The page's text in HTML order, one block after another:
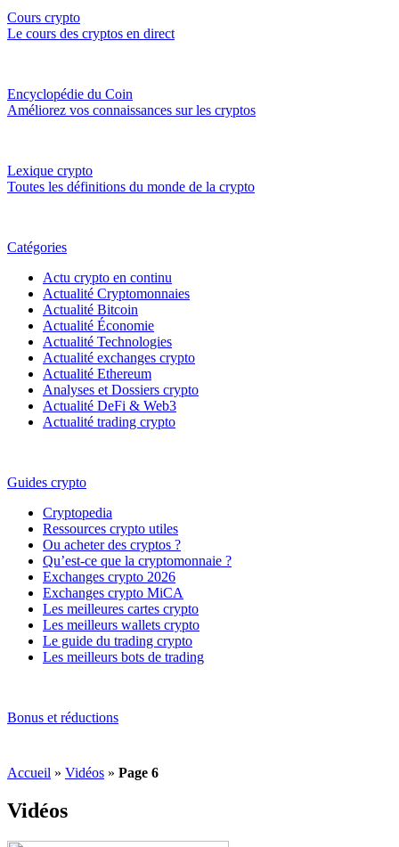
Cours crypto
Le cours des cryptos en direct
Encyclopédie du Coin
Améliorez vos connaissances sur les cryptos
Lexique crypto
Toutes les définitions du monde de la crypto
Catégories
Actu crypto en continu
Actualité Cryptomonnaies
Actualité Bitcoin
Actualité Économie
Actualité Technologies
Actualité exchanges crypto
Actualité Ethereum
Analyses et Dossiers crypto
Actualité DeFi & Web3
Actualité trading crypto
Guides crypto
Cryptopedia
Ressources crypto utiles
Ou acheter des cryptos ?
Qu’est-ce que la cryptomonnaie ?
Exchanges crypto 2026
Exchanges crypto MiCA
Les meilleures cartes crypto
Les meilleurs wallets crypto
Le guide du trading crypto
Les meilleurs bots de trading
Bonus et réductions
Accueil » Vidéos » Page 6
Vidéos